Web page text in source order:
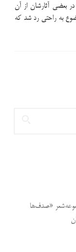
بعضی آثارشان از آن
به راحتی رد شد که
«صدف‌ها